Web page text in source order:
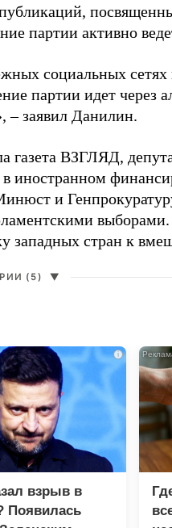
партии активно
социальных
партии идет через
– заявил Данилин.
газета ВЗГЛЯД,
в иностранном
и
западных стран к
(5) ▼
i
взрыв в
Появилась